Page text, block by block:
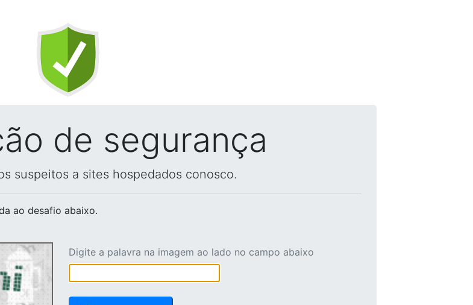
de segurança
suspeitos a sites hospedados conosco.
ao desafio abaixo.
Digite a palavra na imagem ao lado no campo abaixo